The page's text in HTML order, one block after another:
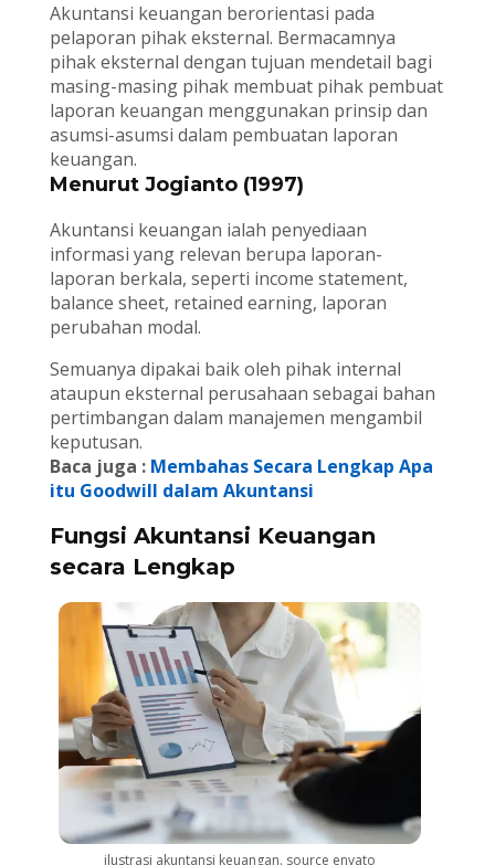
Akuntansi keuangan berorientasi pada
pelaporan pihak eksternal. Bermacamnya
pihak eksternal dengan tujuan mendetail bagi
masing-masing pihak membuat pihak pembuat
laporan keuangan menggunakan prinsip dan
asumsi-asumsi dalam pembuatan laporan
keuangan.
Menurut Jogianto (1997)
Akuntansi keuangan ialah penyediaan
informasi yang relevan berupa laporan-
laporan berkala, seperti income statement,
balance sheet, retained earning, laporan
perubahan modal.
Semuanya dipakai baik oleh pihak internal
ataupun eksternal perusahaan sebagai bahan
pertimbangan dalam manajemen mengambil
keputusan.
Baca juga : Membahas Secara Lengkap Apa
itu Goodwill dalam Akuntansi
Fungsi Akuntansi Keuangan
secara Lengkap
ilustrasi akuntansi keuangan. source envato